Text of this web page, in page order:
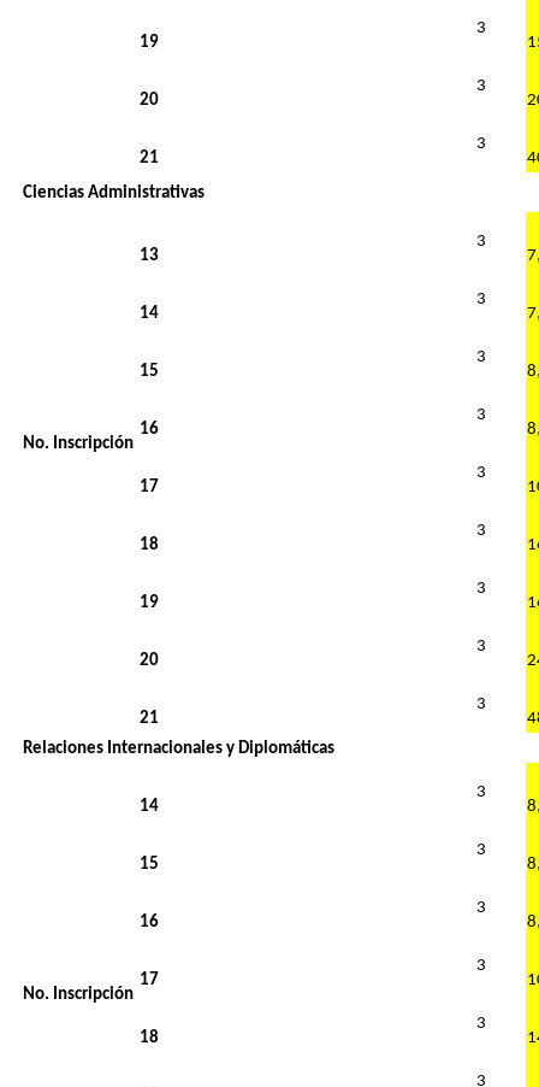
19
3
20
3
21
3
Ciencias Administrativas
No. Inscripción
13
3
14
3
15
3
16
3
17
3
18
3
19
3
20
3
21
3
Relaciones Internacionales y Diplomáticas
No. Inscripción
14
3
15
3
16
3
17
3
18
3
3